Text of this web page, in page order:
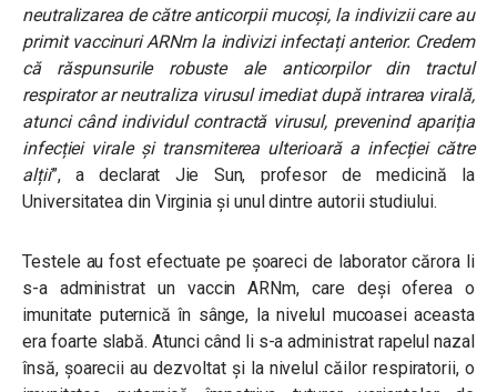
neutralizarea de către anticorpii mucoși, la indivizii care au
primit vaccinuri ARNm la indivizi infectați anterior. Credem
că răspunsurile robuste ale anticorpilor din tractul
respirator ar neutraliza virusul imediat după intrarea virală,
atunci când individul contractă virusul, prevenind apariția
infecției virale și transmiterea ulterioară a infecției către
alții”,a declarat Jie Sun, profesor de medicină la
Universitatea din Virginia și unul dintre autorii studiului.
Testele au fost efectuate pe șoareci de laborator cărora li
s-a administrat un vaccin ARNm, care deși oferea o
imunitate puternică în sânge, la nivelul mucoasei aceasta
era foarte slabă. Atunci când li s-a administrat rapelul nazal
însă, șoarecii au dezvoltat și la nivelul căilor respiratorii, o